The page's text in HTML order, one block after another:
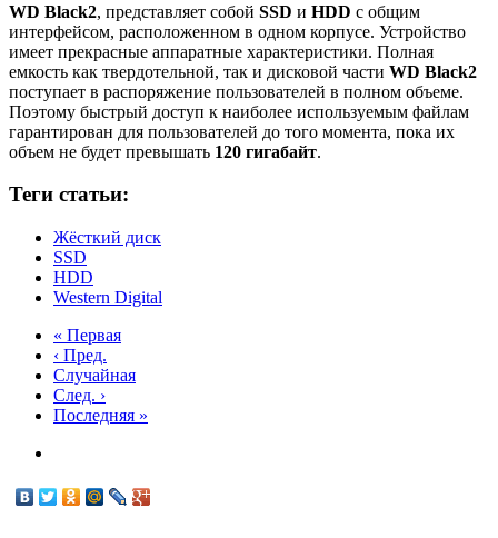
WD Black2, представляет собой SSD и HDD с общим
интерфейсом, расположенном в одном корпусе. Устройство
имеет прекрасные аппаратные характеристики. Полная
емкость как твердотельной, так и дисковой части WD Black2
поступает в распоряжение пользователей в полном объеме.
Поэтому быстрый доступ к наиболее используемым файлам
гарантирован для пользователей до того момента, пока их
объем не будет превышать 120 гигабайт.
Теги статьи:
Жёсткий диск
SSD
HDD
Western Digital
« Первая
‹ Пред.
Случайная
След. ›
Последняя »